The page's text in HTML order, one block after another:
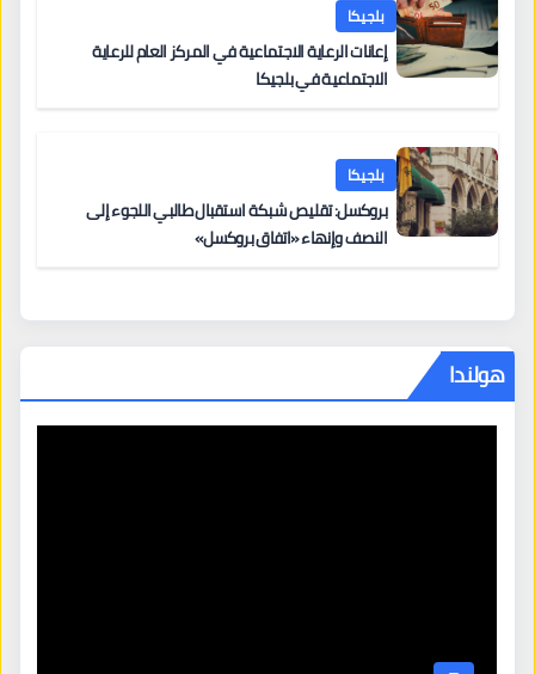
بلجيكا
إعانات الرعاية الاجتماعية في المركز العام للرعاية
الاجتماعية في بلجيكا
بلجيكا
بروكسل: تقليص شبكة استقبال طالبي اللجوء إلى
النصف وإنهاء «اتفاق بروكسل»
هولندا